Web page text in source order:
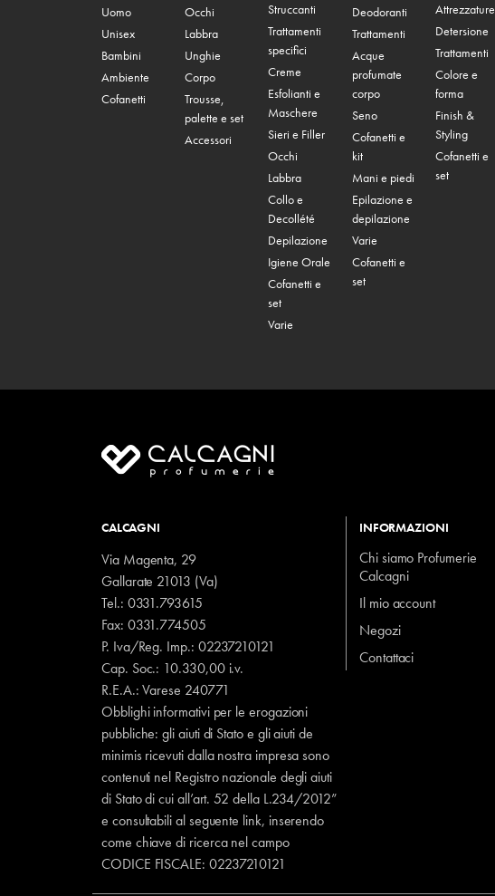
Uomo
Unisex
Bambini
Ambiente
Cofanetti
Occhi
Labbra
Unghie
Corpo
Trousse,
palette e set
Accessori
Struccanti
Trattamenti
specifici
Creme
Esfolianti e
Maschere
Sieri e Filler
Occhi
Labbra
Collo e
Decollété
Depilazione
Igiene Orale
Cofanetti e
set
Varie
Deodoranti
Trattamenti
Acque
profumate
corpo
Seno
Cofanetti e
kit
Mani e piedi
Epilazione e
depilazione
Varie
Cofanetti e
set
Attrezzature
Detersione
Trattamenti
Colore e
forma
Finish &
Styling
Cofanetti e
set
CALCAGNI
Via Magenta, 29
Gallarate 21013 (Va)
Tel.: 0331.793615
Fax: 0331.774505
P. Iva/Reg. Imp.: 02237210121
Cap. Soc.: 10.330,00 i.v.
R.E.A.: Varese 240771
Obblighi informativi per le erogazioni
pubbliche: gli aiuti di Stato e gli aiuti de
minimis ricevuti dalla nostra impresa sono
contenuti nel Registro nazionale degli aiuti
di Stato di cui all’art. 52 della L.234/2012”
e consultabili al seguente link, inserendo
come chiave di ricerca nel campo
CODICE FISCALE: 02237210121
INFORMAZIONI
Chi siamo Profumerie
Calcagni
Il mio account
Negozi
Contattaci